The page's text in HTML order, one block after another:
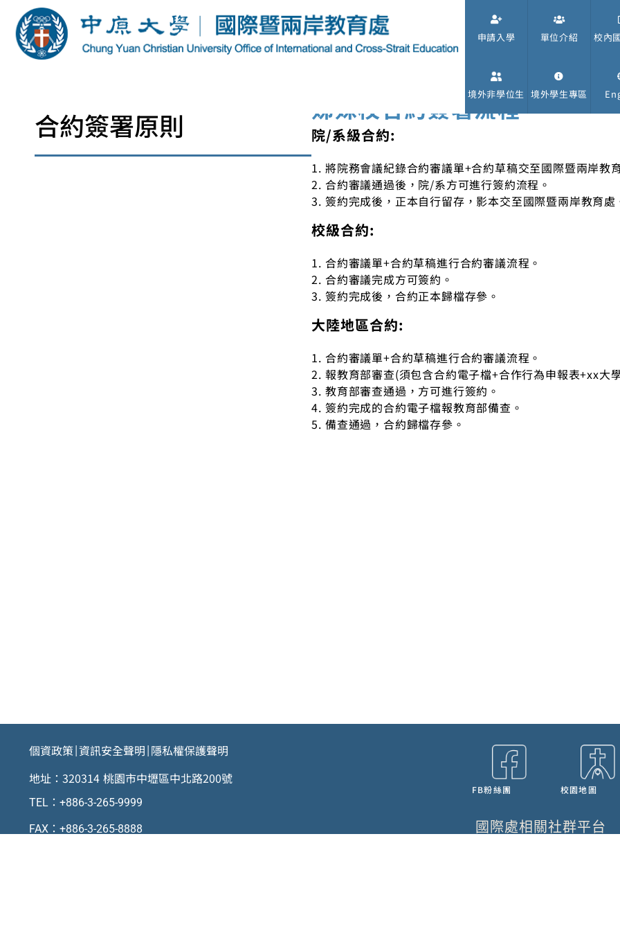
申請入學 單位介紹 校內
境外非學位生 境外學生專區
合約簽署原則 姊妹校合約簽署流程
院/系級合約:
將院務會議紀錄合約審議單+合約草稿交至國際暨兩岸教
合約審議通過後，院/系方可進行簽約流程。
簽約完成後，正本自行留存，影本交至國際暨兩岸教育處
校級合約:
合約審議單+合約草稿進行合約審議流程。
合約審議完成方可簽約。
簽約完成後，合約正本歸檔存參。
大陸地區合約:
合約審議單+合約草稿進行合約審議流程。
報教育部審查(須包含合約電子檔+合作行為申報表+xx大
教育部審查通過，方可進行簽約。
簽約完成的合約電子檔報教育部備查。
備查通過，合約歸檔存參。
個資政策|資訊安全聲明 | 隱私權保護聲明
地址：320314 桃園市中壢區中北路200號
TEL：+886-3-265-9999
FAX：+886-3-265-8888
FB粉絲團 校園地圖
國際處相關社群平台